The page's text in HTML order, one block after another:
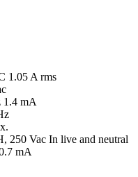
1.05 A rms
1.4 mA
250 Vac In live and neutral
mA